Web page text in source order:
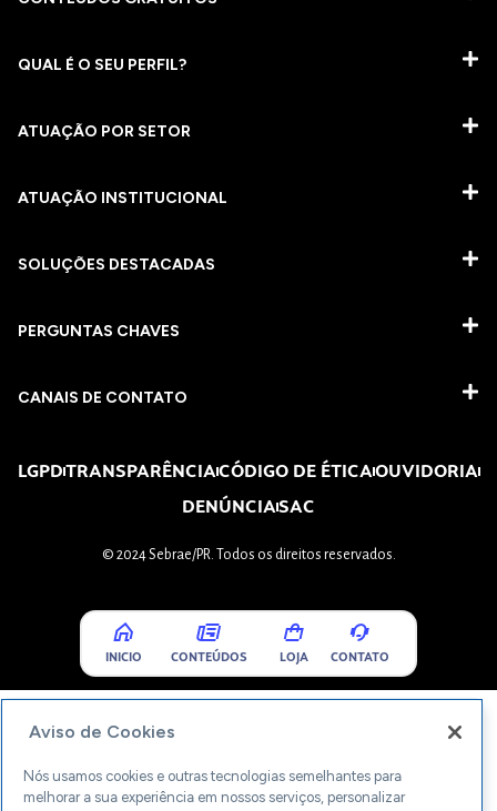
QUAL É O SEU PERFIL?
ATUAÇÃO POR SETOR
ATUAÇÃO INSTITUCIONAL
SOLUÇÕES DESTACADAS
PERGUNTAS CHAVES​
CANAIS DE CONTATO
LGPDTRANSPARÊNCIACÓDIGO DE ÉTICAOUVIDORIA
DENÚNCIASAC
© 2024 Sebrae/PR. Todos os direitos reservados.
INICIO CONTEÚDOS LOJA CONTATO
Aviso de Cookies
Nós usamos cookies e outras tecnologias semelhantes para
melhorar a sua experiência em nossos serviços, personalizar